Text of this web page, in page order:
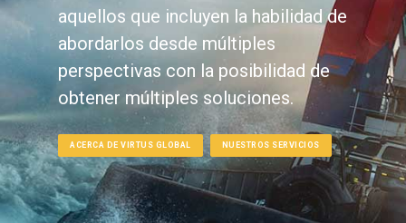
aquellos que incluyen la habilidad de
abordarlos desde múltiples
perspectivas con la posibilidad de
obtener múltiples soluciones.
ACERCA DE VIRTUS GLOBAL NUESTROS SERVICIOS